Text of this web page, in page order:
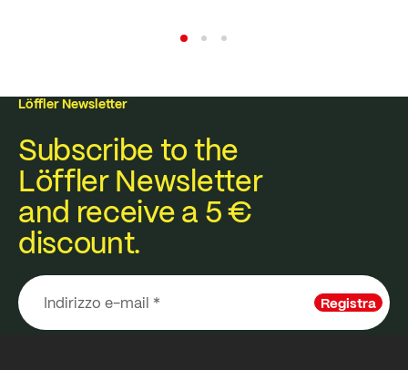
Löffler Newsletter
Subscribe to the
Löffler Newsletter
and receive a 5 €
discount.
Registra